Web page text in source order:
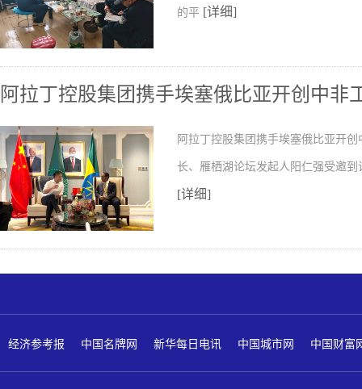
的平 [详细]
阿拉丁控股集团携手埃塞俄比亚开创中非
阿拉丁控股集团携手埃塞俄比亚开
长、雁栖湖论坛发起人阳仁强受邀
[详细]
经济参考报 中国名牌网 新华每日电讯 中国城市网 中国财富